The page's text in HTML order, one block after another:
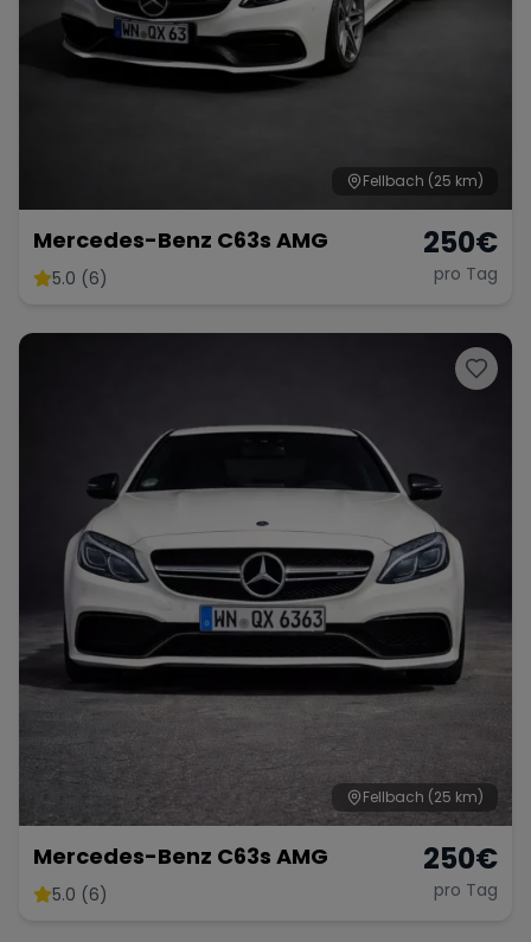
Fellbach (25 km)
Mercedes-Benz C63s AMG
5.0 (6)
250€
pro Tag
Fellbach (25 km)
Mercedes-Benz C63s AMG
5.0 (6)
250€
pro Tag